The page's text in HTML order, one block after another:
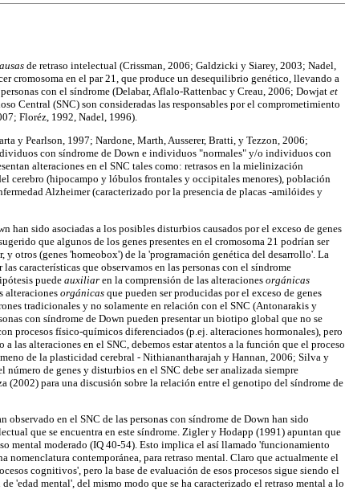
de retraso intelectual (Crissman, 2006; Galdzicki y Siarey, 2003; Nadel,
cromosoma en el par 21, que produce un desequilibrio genético, llevando a
con el síndrome (Delabar, Aflalo-Rattenbac y Creau, 2006; Dowjat et
Central (SNC) son consideradas las responsables por el comprometimiento
Floréz, 1992, Nadel, 1996).
y Pearlson, 1997; Nardone, Marth, Ausserer, Bratti, y Tezzon, 2006;
con síndrome de Down e individuos "normales" y/o individuos con
alteraciones en el SNC tales como: retrasos en la mielinización
cerebro (hipocampo y lóbulos frontales y occipitales menores), población
Alzheimer (caracterizado por la presencia de placas -amilóides y
han sido asociadas a los posibles disturbios causados por el exceso de genes
que algunos de los genes presentes en el cromosoma 21 podrían ser
otros (genes 'homeobox') de la 'programación genética del desarrollo'. La
características que observamos en las personas con el síndrome
puede auxiliar en la comprensión de las alteraciones orgánicas
alteracionesorgánicas que pueden ser producidas por el exceso de genes
tradicionales y no solamente en relación con el SNC (Antonarakis y
con síndrome de Down pueden presentar un biotipo global que no se
procesos físico-químicos diferenciados (p.ej. alteraciones hormonales), pero
a las alteraciones en el SNC, debemos estar atentos a la función que el proceso
de la plasticidad cerebral - Nithianantharajah y Hannan, 2006; Silva y
de genes y disturbios en el SNC debe ser analizada siempre
(2002) para una discusión sobre la relación entre el genotipo del síndrome de
en el SNC de las personas con síndrome de Down han sido
que se encuentra en este síndrome. Zigler y Hodapp (1991) apuntan que
mental moderado (IQ 40-54). Esto implica el así llamado 'funcionamiento
contemporánea, para retraso mental. Claro que actualmente el
cognitivos', pero la base de evaluación de esos procesos sigue siendo el
'edad mental', del mismo modo que se ha caracterizado el retraso mental a lo